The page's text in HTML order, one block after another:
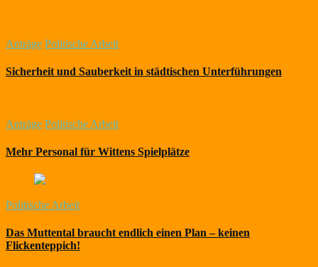
Anträge Politische Arbeit
Sicherheit und Sauberkeit in städtischen Unterführungen
Anträge Politische Arbeit
Mehr Personal für Wittens Spielplätze
Politische Arbeit
Das Muttental braucht endlich einen Plan – keinen
Flickenteppich!